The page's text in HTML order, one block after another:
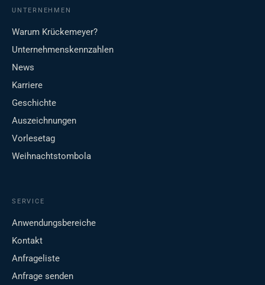
UNTERNEHMEN
Warum Krückemeyer?
Unternehmenskennzahlen
News
Karriere
Geschichte
Auszeichnungen
Vorlesetag
Weihnachtstombola
SERVICE
Anwendungsbereiche
Kontakt
Anfrageliste
Anfrage senden